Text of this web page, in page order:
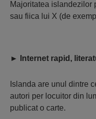
Majoritatea islandezilor
sau fiica lui X (de
► Internet rapid,
Islanda are unul dintre
autori per locuitor din
publicat o carte.